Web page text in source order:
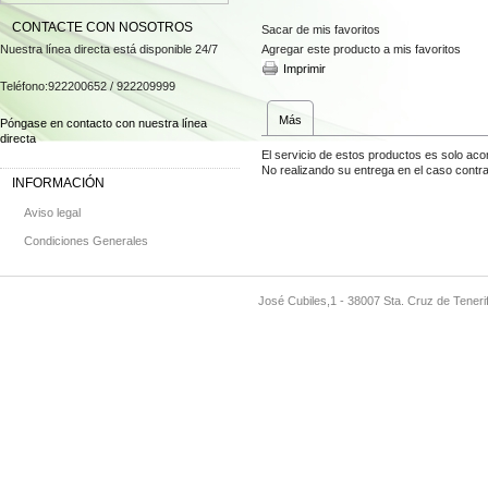
CONTACTE CON NOSOTROS
Nuestra línea directa está disponible 24/7
Teléfono:922200652 / 922209999
Póngase en contacto con nuestra línea
directa
INFORMACIÓN
Aviso legal
Condiciones Generales
Sacar de mis favoritos
Agregar este producto a mis favoritos
Imprimir
Más
El servicio de estos productos es solo
No realizando su entrega en el caso
José Cubiles,1 - 38007 Sta. Cruz de